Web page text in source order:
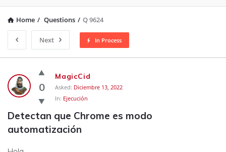
Home / Questions / Q 9624
Next In Process
Rocketbot
Forum
Latest
Questions
0
MagicCid
Asked: Diciembre 13, 2022
In: Ejecución
Detectan que Chrome es modo
automatización